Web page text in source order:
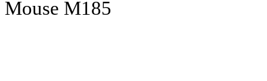
Mouse M185